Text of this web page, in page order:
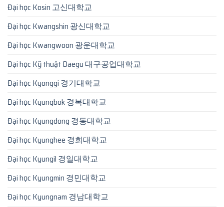
Đại học Kosin 고신대학교
Đại học Kwangshin 광신대학교
Đại học Kwangwoon 광운대학교
Đại học Kỹ thuật Daegu 대구공업대학교
Đại học Kyonggi 경기대학교
Đại học Kyungbok 경복대학교
Đại học Kyungdong 경동대학교
Đại học Kyunghee 경희대학교
Đại học Kyungil 경일대학교
Đại học Kyungmin 경민대학교
Đại học Kyungnam 경남대학교